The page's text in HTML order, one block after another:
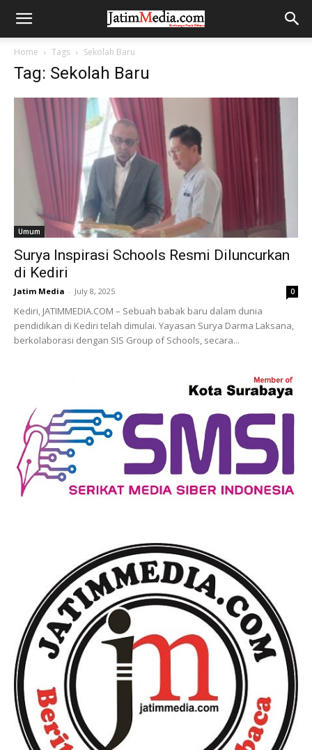
Home Tags Sekolah Baru
Tag: Sekolah Baru
Umum
Surya Inspirasi Schools Resmi Diluncurkan
di Kediri
Jatim Media - July 8, 2025 0
Kediri, JATIMMEDIA.COM – Sebuah babak baru dalam dunia
pendidikan di Kediri telah dimulai. Yayasan Surya Darma Laksana,
berkolaborasi dengan SIS Group of Schools, secara...